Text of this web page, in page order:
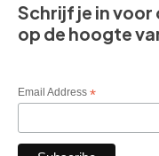
Schrijf je in
op de hoogte
Email Address *